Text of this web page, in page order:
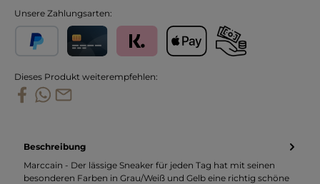
Unsere Zahlungsarten:
Dieses Produkt weiterempfehlen:
Beschreibung
Marccain - Der lässige Sneaker für jeden Tag hat mit seinen
besonderen Farben in Grau/Weiß und Gelb eine richtig schöne